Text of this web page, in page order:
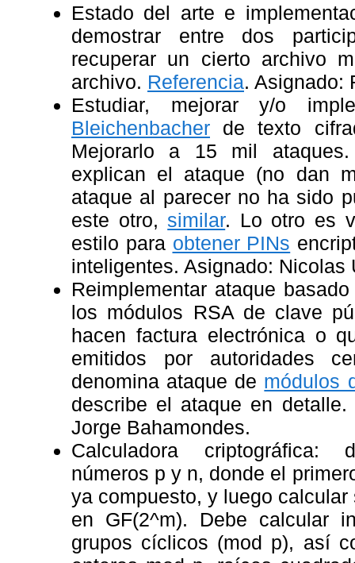
Estado del arte e
demostrar entre dos
recuperar un cierto archivo
archivo. Referencia. Asignado:
Estudiar, mejorar y/o
Bleichenbacher de texto
Mejorarlo a 15 mil
explican el ataque (no dan
ataque al parecer no ha sido
este otro, similar. Lo otro es
estilo para obtener PINs
inteligentes. Asignado: Nicolas
Reimplementar ataque
los módulos RSA de clave
hacen factura electrónica o
emitidos por autoridades
denomina ataque de módulos
describe el ataque en
Jorge Bahamondes.
Calculadora criptográfica:
números p y n, donde el
ya compuesto, y luego
en GF(2^m). Debe calcular
grupos cíclicos (mod p), así